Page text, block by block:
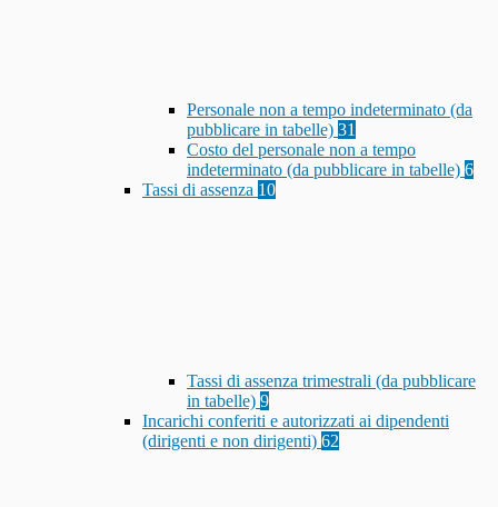
Personale non a tempo indeterminato (da
pubblicare in tabelle) 31
Costo del personale non a tempo
indeterminato (da pubblicare in tabelle) 6
Tassi di assenza 10
Tassi di assenza trimestrali (da pubblicare
in tabelle) 9
Incarichi conferiti e autorizzati ai dipendenti
(dirigenti e non dirigenti) 62